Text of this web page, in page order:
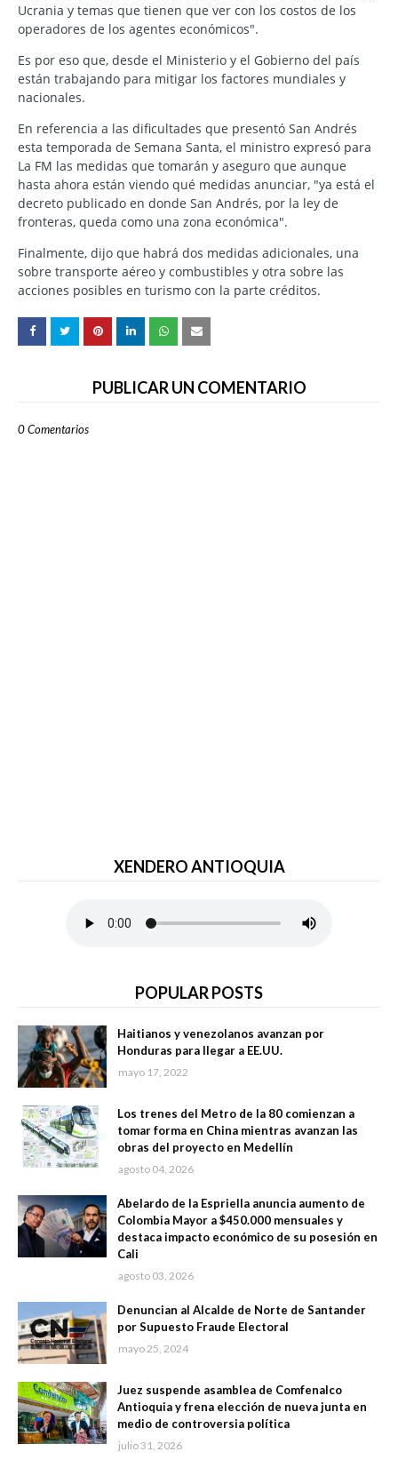
Ucrania y temas que tienen que ver con los costos de los
operadores de los agentes económicos".
Es por eso que, desde el Ministerio y el Gobierno del país
están trabajando para mitigar los factores mundiales y
nacionales.
En referencia a las dificultades que presentó San Andrés
esta temporada de Semana Santa, el ministro expresó para
La FM las medidas que tomarán y aseguro que aunque
hasta ahora están viendo qué medidas anunciar, "ya está el
decreto publicado en donde San Andrés, por la ley de
fronteras, queda como una zona económica".
Finalmente, dijo que habrá dos medidas adicionales, una
sobre transporte aéreo y combustibles y otra sobre las
acciones posibles en turismo con la parte créditos.
PUBLICAR UN COMENTARIO
0 Comentarios
XENDERO ANTIOQUIA
POPULAR POSTS
Haitianos y venezolanos avanzan por
Honduras para llegar a EE.UU.
mayo 17, 2022
Los trenes del Metro de la 80 comienzan a
tomar forma en China mientras avanzan las
obras del proyecto en Medellín
agosto 04, 2026
Abelardo de la Espriella anuncia aumento de
Colombia Mayor a $450.000 mensuales y
destaca impacto económico de su posesión en
Cali
agosto 03, 2026
Denuncian al Alcalde de Norte de Santander
por Supuesto Fraude Electoral
mayo 25, 2024
Juez suspende asamblea de Comfenalco
Antioquia y frena elección de nueva junta en
medio de controversia política
julio 31, 2026